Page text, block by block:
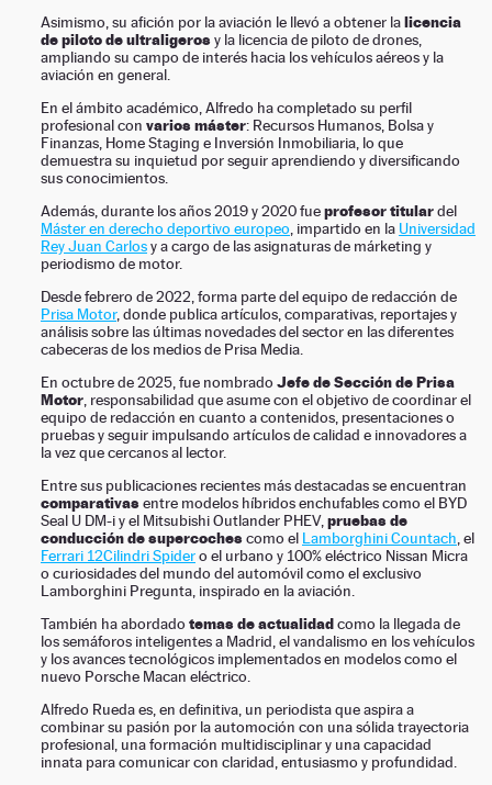
Asimismo, su afición por la aviación le llevó a obtener lalicencia
de piloto de ultraligerosy la licencia de piloto de drones,
ampliando su campo de interés hacia los vehículos aéreos y la
aviación en general.
En el ámbito académico, Alfredo ha completado su perfil
profesional con varios máster: Recursos Humanos, Bolsa y
Finanzas, Home Staging e Inversión Inmobiliaria, lo que
demuestra su inquietud por seguir aprendiendo y diversificando
sus conocimientos.
Además, durante los años 2019 y 2020 fueprofesor titulardel
Máster en derecho deportivo europeo , impartido en la Universidad
Rey Juan Carlosy a cargo de las asignaturas de márketing y
periodismo de motor.
Desde febrero de 2022, forma parte del equipo de redacción de
Prisa Motor, donde publica artículos, comparativas, reportajes y
análisis sobre las últimas novedades del sector en las diferentes
cabeceras de los medios de Prisa Media.
En octubre de 2025, fue nombradoJefe de Sección de Prisa
Motor , responsabilidad que asume con el objetivo de coordinar el
equipo de redacción en cuanto a contenidos, presentaciones o
pruebas y seguir impulsando artículos de calidad e innovadores a
la vez que cercanos al lector.
Entre sus publicaciones recientes más destacadas se encuentran
comparativasentre modelos híbridos enchufables como el BYD
Seal U DM-i y el Mitsubishi Outlander PHEV, pruebas de
conducción de supercochescomo el Lamborghini Countach , el
Ferrari 12Cilindri Spidero el urbano y 100% eléctrico Nissan Micra
o curiosidades del mundo del automóvil como el exclusivo
Lamborghini Pregunta, inspirado en la aviación.
También ha abordadotemas de actualidadcomo la llegada de
los semáforos inteligentes a Madrid, el vandalismo en los vehículos
y los avances tecnológicos implementados en modelos como el
nuevo Porsche Macan eléctrico.
Alfredo Rueda es, en definitiva, un periodista que aspira a
combinar su pasión por la automoción con una sólida trayectoria
profesional, una formación multidisciplinar y una capacidad
innata para comunicar con claridad, entusiasmo y profundidad.